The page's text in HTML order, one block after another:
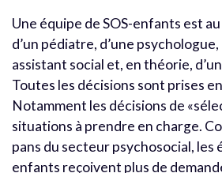
Une équipe de SOS-enfants est
d’un pédiatre, d’une psychologue,
assistant social et, en théorie,
Toutes les décisions sont prises
Notamment les décisions de
situations à prendre en charge.
pans du secteur psychosocial, les
enfants reçoivent plus de